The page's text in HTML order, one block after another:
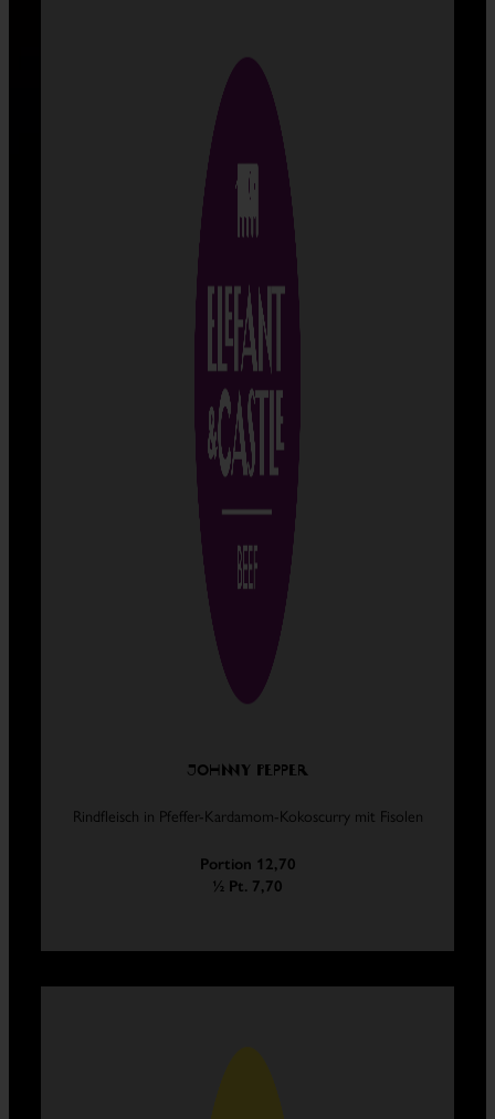
Johnny Pepper
Rindfleisch in Pfeffer-Kardamom-Kokoscurry mit Fisolen
Portion 12,70
½ Pt. 7,70